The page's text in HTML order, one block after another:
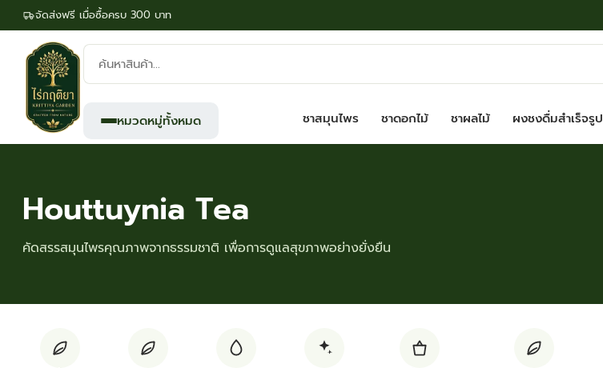
จัดส่งฟรี เมื่อซื้อครบ 300 บาท
ค้นหา
สินค้า:
หมวดหมู่ทั้งหมด ชาสมุนไพร ชาดอกไม้ ชาผลไม้ ผงชงดื่มสำเร็จรูป
Houttuynia Tea
คัดสรรสมุนไพรคุณภาพจากธรรมชาติ เพื่อการดูแลสุขภาพอย่างยั่งยืน